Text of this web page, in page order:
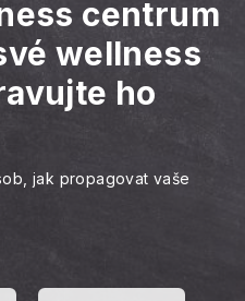
centrum
wellness
ho
jak propagovat vaše